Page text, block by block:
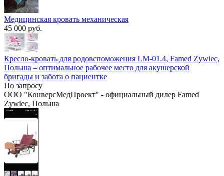
Медицинская кровать механическая
45 000 руб.
Кресло-кровать для родовспоможения LM-01.4, Famed Zywiec,
Польша – оптимальное рабочее место для акушерской
бригады и забота о пациентке
По запросу
ООО "КонверсМедПроект" - официальный дилер Famed
Zywiec, Польша